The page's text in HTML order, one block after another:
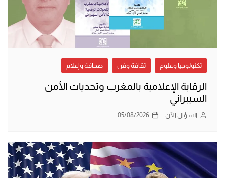
تكنولوجيا وعلوم ثقافة وفن صحافة وإعلام
الرقابة الإعلامية بالمغرب وتحديات الأمن
السيبراني
السؤال الآن 05/08/2026